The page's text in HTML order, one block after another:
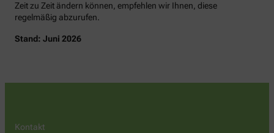
Zeit zu Zeit ändern können, empfehlen wir Ihnen, diese
regelmäßig abzurufen.
Stand: Juni 2026
Kontakt